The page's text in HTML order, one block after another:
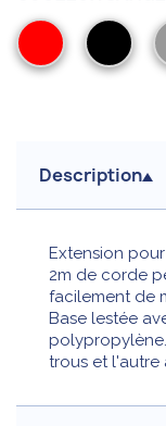
Rouge
Noir
Description
Extension
2m de corde
facilement de
Base lestée
trous et l'autre